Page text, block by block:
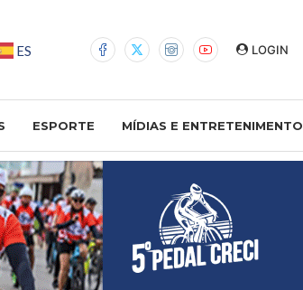
ES LOGIN
ESPORTE MÍDIAS E ENTRETENIMENTO